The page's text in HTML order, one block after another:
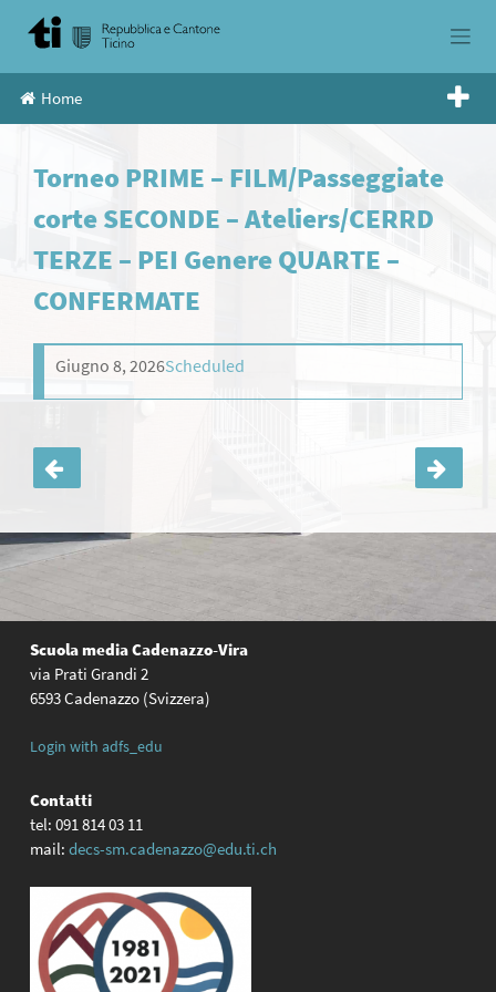
Home
Torneo PRIME – FILM/Passeggiate
corte SECONDE – Ateliers/CERRD
TERZE – PEI Genere QUARTE –
CONFERMATE
Giugno 8, 2026Scheduled
Navigazione
articoli
Scuola mediaCadenazzo-Vira
via Prati Grandi 2
6593 Cadenazzo (Svizzera)
Login with adfs_edu
Contatti
tel: 091 814 03 11
mail: decs-sm.cadenazzo@edu.ti.ch